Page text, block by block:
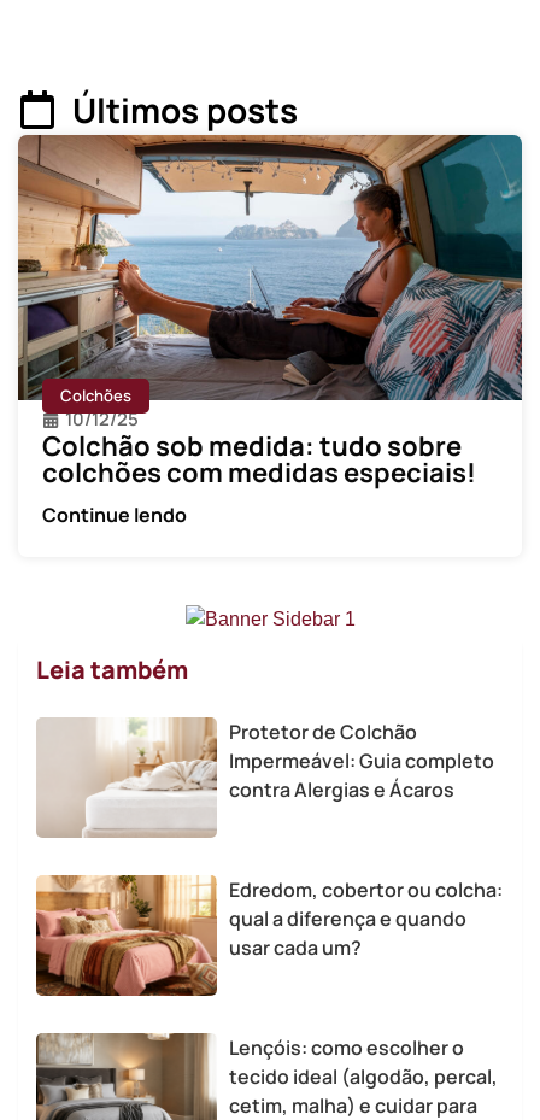
Últimos posts
Colchões
10/12/25
Colchão sob medida: tudo sobre
colchões com medidas especiais!
Continue lendo
Leia também
Protetor de Colchão
Impermeável: Guia completo
contra Alergias e Ácaros
Edredom, cobertor ou colcha:
qual a diferença e quando
usar cada um?
Lençóis: como escolher o
tecido ideal (algodão, percal,
cetim, malha) e cuidar para